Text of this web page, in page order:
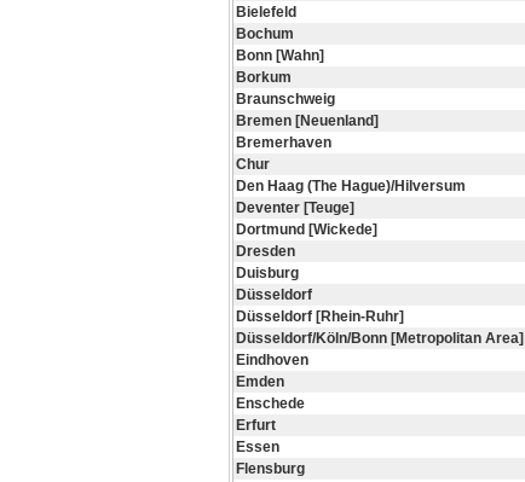
Bielefeld
Bochum
Bonn [Wahn]
Borkum
Braunschweig
Bremen [Neuenland]
Bremerhaven
Chur
Den Haag (The Hague)/Hilversum
Deventer [Teuge]
Dortmund [Wickede]
Dresden
Duisburg
Düsseldorf
Düsseldorf [Rhein-Ruhr]
Düsseldorf/Köln/Bonn [Metropolitan Area]
Eindhoven
Emden
Enschede
Erfurt
Essen
Flensburg